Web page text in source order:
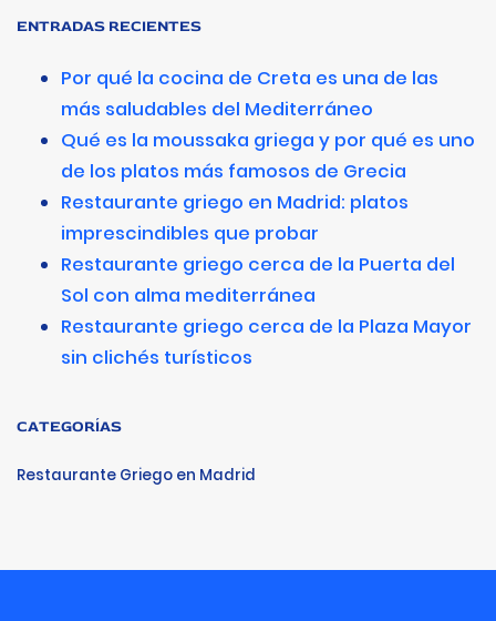
ENTRADAS RECIENTES
Por qué la cocina de Creta es una de las
más saludables del Mediterráneo
Qué es la moussaka griega y por qué es uno
de los platos más famosos de Grecia
Restaurante griego en Madrid: platos
imprescindibles que probar
Restaurante griego cerca de la Puerta del
Sol con alma mediterránea
Restaurante griego cerca de la Plaza Mayor
sin clichés turísticos
CATEGORÍAS
Restaurante Griego en Madrid